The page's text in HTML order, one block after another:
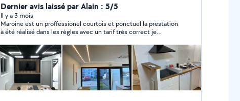
Dernier avis laissé par Alain : 5/5
Il y a 3 mois
Maroine est un proffessionel courtois et ponctuel la prestation
à été réalisé dans les règles avec un tarif très correct je